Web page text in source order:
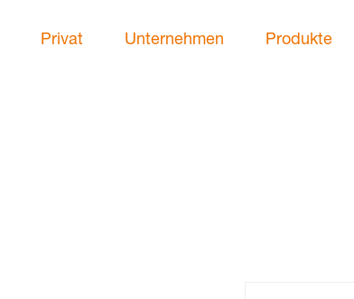
Privat Unternehmen Produkte